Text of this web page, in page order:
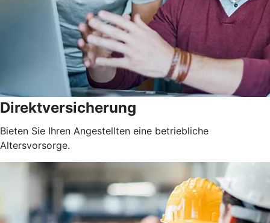
Direktversicherung
Bieten Sie Ihren Angestellten eine betriebliche
Altersvorsorge.